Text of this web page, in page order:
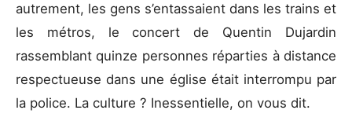
autrement, les gens s’entassaient dans les trains et
les métros, le concert de Quentin Dujardin
rassemblant quinze personnes réparties à distance
respectueuse dans une église était interrompu par
la police. La culture ? Inessentielle, on vous dit.